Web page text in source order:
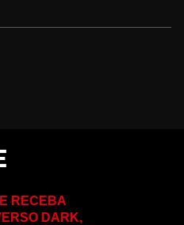
RECEBA
DARK,